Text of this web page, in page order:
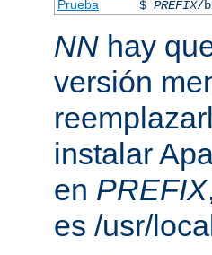
Prueba
$ PREFIX/
NN hay
versión
instalar
en PREFIX
es /usr/